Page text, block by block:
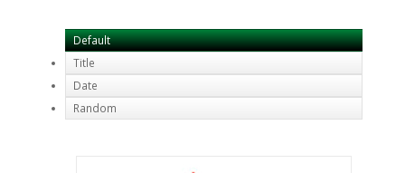
Default
Title
Date
Random